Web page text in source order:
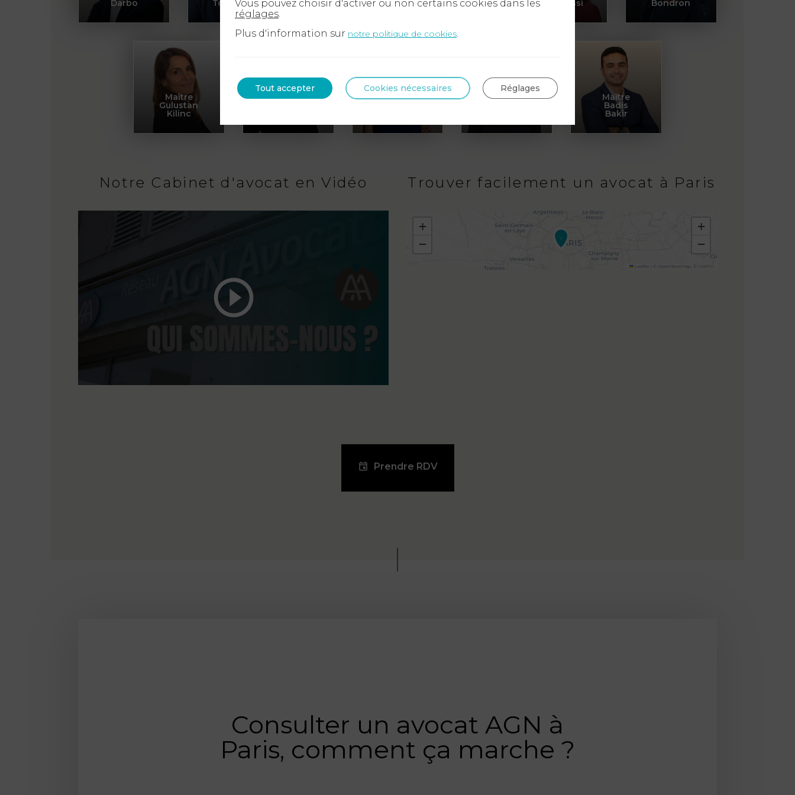
Darbo Tchaméni Gond Debeausse Lassissi Bondron
Maître
Gulustan
Kilinc
Maître Maître Maître Maître
Badis
Bakir
Notre Cabinet d'avocat en Vidéo Trouver facilement un avocat à Paris
6
+
−
+
−
Leaflet OpenStreetMap CARTO
Prendre RDV
Consulter un avocat AGN à
Paris, comment ça marche ?
Vous pouvez choisir d'activer ou non certains cookies dans les
réglages
Plus d'information sur notre politique de cookies
Tout accepter Cookies nécessaires Réglages